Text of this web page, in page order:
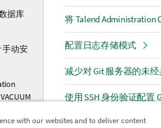
据库
手动安
将 Talend
配置日志存储模式
减少对 Git 服务器的未
使用 SSH 身份验证配置
使用 SSH 身份验证配置
with our websites and to deliver content